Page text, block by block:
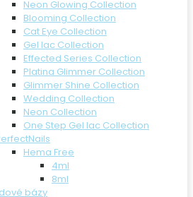
Neon Glowing Collection
Blooming Collection
Cat Eye Collection
Gel lac Collection
Effected Series Collection
Platina Glimmer Collection
Glimmer Shine Collection
Wedding Collection
Neon Collection
One Step Gel lac Collection
Hema Free
4ml
8ml
bázy